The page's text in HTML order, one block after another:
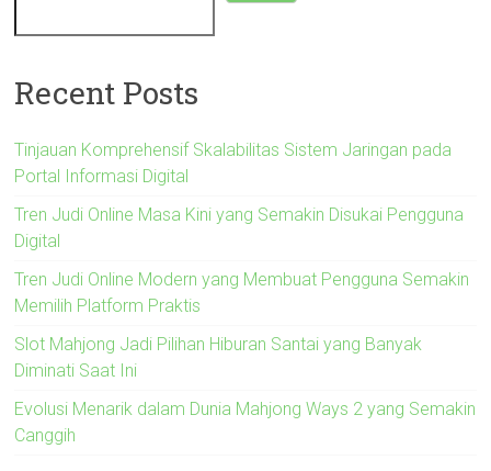
Recent Posts
Tinjauan Komprehensif Skalabilitas Sistem Jaringan pada
Portal Informasi Digital
Tren Judi Online Masa Kini yang Semakin Disukai Pengguna
Digital
Tren Judi Online Modern yang Membuat Pengguna Semakin
Memilih Platform Praktis
Slot Mahjong Jadi Pilihan Hiburan Santai yang Banyak
Diminati Saat Ini
Evolusi Menarik dalam Dunia Mahjong Ways 2 yang Semakin
Canggih